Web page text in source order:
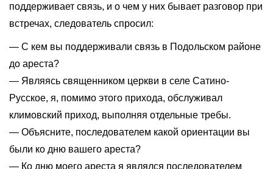
поддерживает связь, и о чем у них бывает разговор при
встречах, следователь спросил:
— С кем вы поддерживали связь в Подольском районе
до ареста?
— Являясь священником церкви в селе Сатино-
Русское, я, помимо этого прихода, обслуживал
климовский приход, выполняя отдельные требы.
— Объясните, последователем какой ориентации вы
были ко дню вашего ареста?
— Ко дню моего ареста я являлся последователем